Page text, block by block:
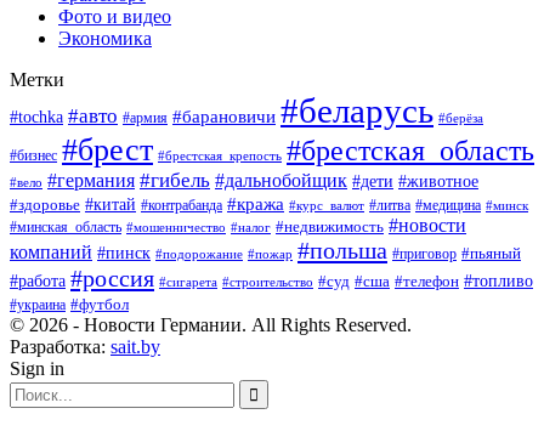
Фото и видео
Экономика
Метки
#tochka #авто #армия #барановичи #беларусь #берёза
#бизнес #брест #брестская_крепость #брестская_область
#вело #германия #гибель #дальнобойщик #дети #животное
#здоровье #китай #контрабанда #кража #курс_валют #литва #медицина #минск
#минская_область #мошенничество #налог #недвижимость #новости
компаний #пинск #подорожание #пожар #польша #приговор #пьяный
#работа #россия #сигарета #строительство #суд #сша #телефон #топливо
#украина #футбол
© 2026 - Новости Германии. All Rights Reserved.
Разработка: sait.by
Sign in